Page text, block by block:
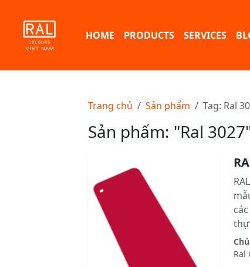
HOME PRODUCTS SERVICES
Trang chủ Sản phẩm Tag: Ral
Sản phẩm: "Ral
Ral